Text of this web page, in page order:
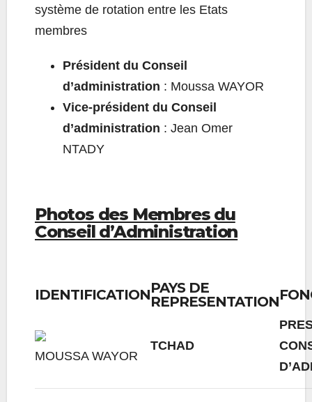
système de rotation entre les Etats
membres
Président du Conseil
d’administration : Moussa WAYOR
Vice-président du Conseil
d’administration : Jean Omer
NTADY
Photos des Membres du
Conseil d’Administration
IDENTIFICATIONPAYS DE
REPRESENTATION
MOUSSA WAYOR
TCHAD